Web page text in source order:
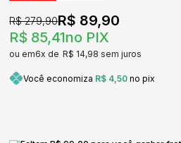
R$ 85,41no PIX
R$ 279,90R$ 89,90
6x R$ 14,98sem juros
Você economiza R$ 4,50 no pix